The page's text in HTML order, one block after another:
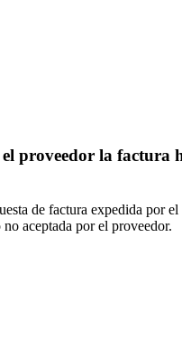
proveedor la
de factura expedida por
aceptada por el proveedor.